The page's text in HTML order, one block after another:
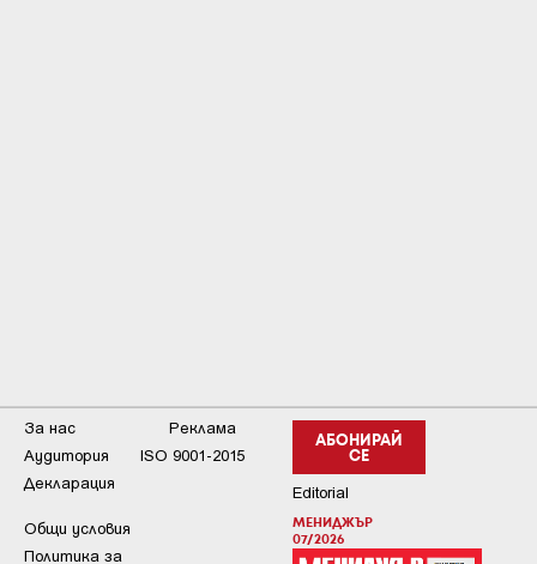
АБОНИРАЙ
СЕ
Editorial
МЕНИДЖЪР
07/2026
За нас
Реклама
Аудитория
ISO 9001-2015
Декларация
Общи условия
Пoлитикa зa